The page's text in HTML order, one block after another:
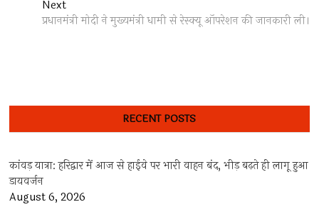
NextNext
post:
प्रधानमंत्री मोदी ने मुख्यमंत्री धामी से रेस्क्यू ऑपरेशन की जानकारी ली।
RECENT POSTS
कांवड़ यात्रा: हरिद्वार में आज से हाईवे पर भारी वाहन बंद, भीड़ बढ़ते ही लागू हुआ
डायवर्जन
August 6, 2026